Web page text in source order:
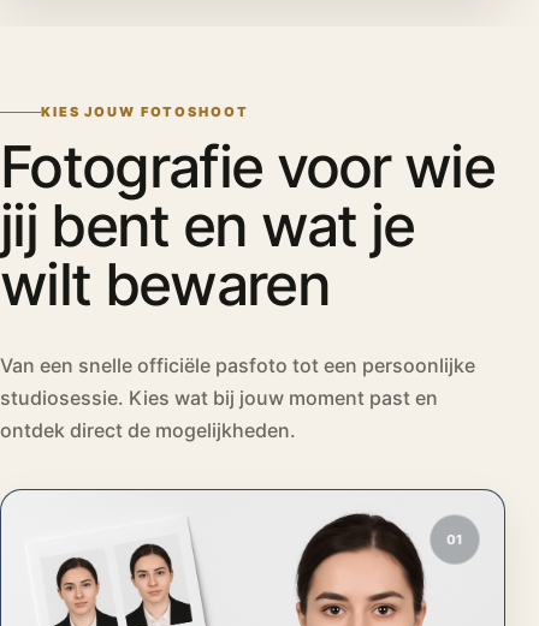
KIES JOUW FOTOSHOOT
Fotografie voor wie
jij bent en wat je
wilt bewaren
Van een snelle officiële pasfoto tot een persoonlijke
studiosessie. Kies wat bij jouw moment past en
ontdek direct de mogelijkheden.
01